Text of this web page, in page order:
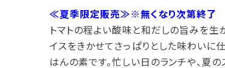
≪夏季限定販売≫※無くなり次第終了
トマトの程よい酸味と和だしの旨みを生
イスをきかせてさっぱりとした味わいに
はんの素です。忙しい日のランチや、夏の